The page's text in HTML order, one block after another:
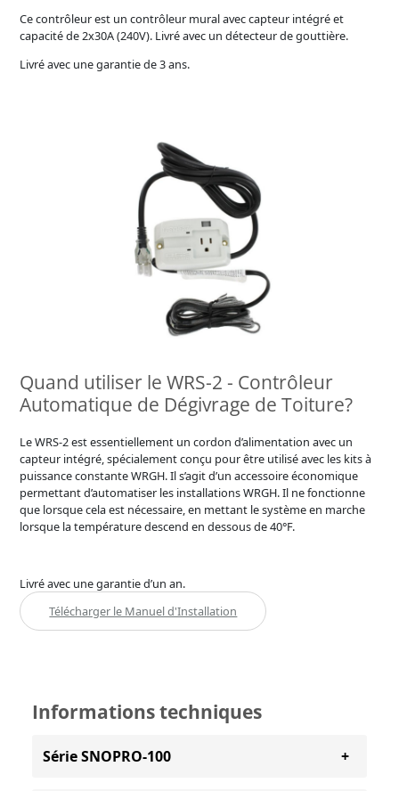
Ce contrôleur est un contrôleur mural avec capteur intégré et
capacité de 2x30A (240V). Livré avec un détecteur de gouttière.
Livré avec une garantie de 3 ans.
Quand utiliser le WRS-2 - Contrôleur
Automatique de Dégivrage de Toiture?
Le WRS-2 est essentiellement un cordon d’alimentation avec un
capteur intégré, spécialement conçu pour être utilisé avec les kits à
puissance constante WRGH. Il s’agit d’un accessoire économique
permettant d’automatiser les installations WRGH. Il ne fonctionne
que lorsque cela est nécessaire, en mettant le système en marche
lorsque la température descend en dessous de 40°F.
Livré avec une garantie d’un an.
Télécharger le Manuel d'Installation
Informations techniques
Série SNOPRO-100